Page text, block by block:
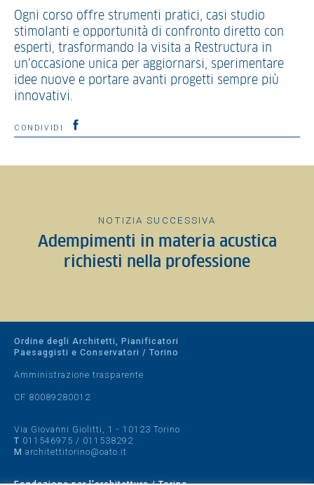
Ogni corso offre strumenti pratici, casi studio
stimolanti e opportunità di confronto diretto con
esperti, trasformando la visita a Restructura in
un’occasione unica per aggiornarsi, sperimentare
idee nuove e portare avanti progetti sempre più
innovativi.
CONDIVIDI
NOTIZIA SUCCESSIVA
Adempimenti in materia acustica
richiesti nella professione
Ordine degli Architetti, Pianificatori
Paesaggisti e Conservatori / Torino
Amministrazione trasparente
CF 80089280012
Via Giovanni Giolitti, 1 - 10123 Torino
T 011546975 / 011538292
M architettitorino@oato.it